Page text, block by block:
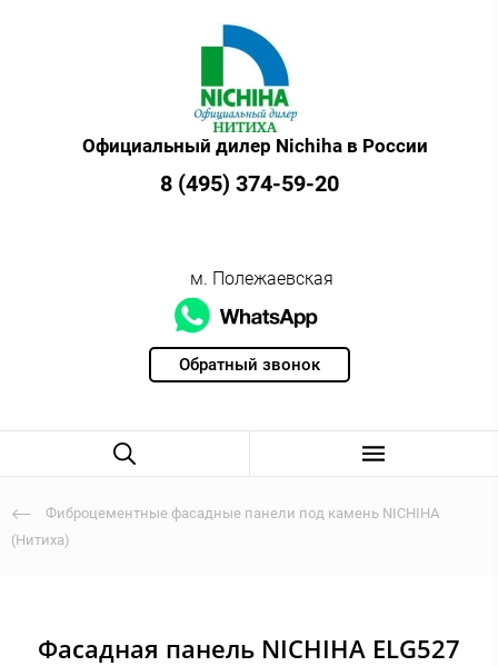
Обратный звонок
Официальный дилер Nichiha в России
8 (495) 374-59-20
м. Полежаевская
Фиброцементные фасадные панели под камень NICHIHA
(Нитиха)
Фасадная панель NICHIHA ELG527